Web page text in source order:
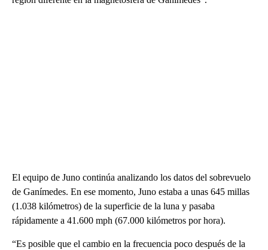
El equipo de Juno continúa analizando los datos del sobrevuelo
de Ganímedes. En ese momento, Juno estaba a unas 645 millas
(1.038 kilómetros) de la superficie de la luna y pasaba
rápidamente a 41.600 mph (67.000 kilómetros por hora).
“Es posible que el cambio en la frecuencia poco después de la